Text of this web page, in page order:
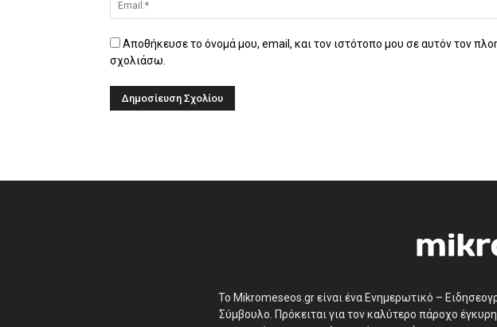
Αποθήκευσε το όνομά μου, email, και τον ιστότοπο μου σε αυτόν τον
σχολιάσω.
Το Mikromeseos.gr είναι ένα Ενημερωτικό –
Σύμβουλο. Πρόκειται για τον καλύτερο πάροχο